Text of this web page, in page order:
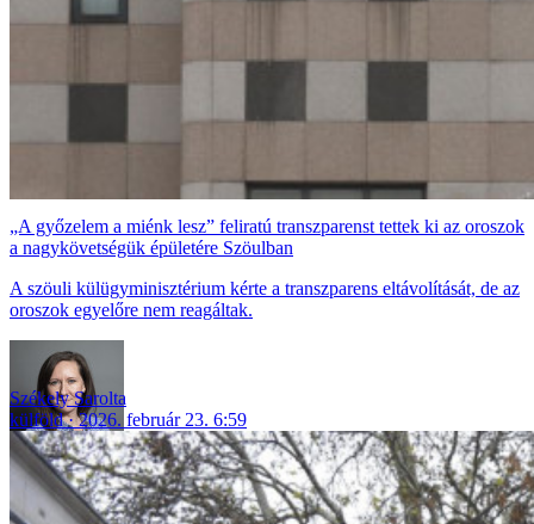
„A győzelem a miénk lesz” feliratú transzparenst tettek ki az oroszok
a nagykövetségük épületére Szöulban
A szöuli külügyminisztérium kérte a transzparens eltávolítását, de az
oroszok egyelőre nem reagáltak.
Székely Sarolta
külföld
2026. február 23. 6:59